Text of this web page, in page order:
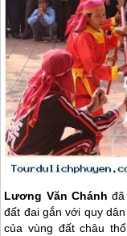
Lương Văn Chánh
đất đai gắn với quy
của vùng đất châu